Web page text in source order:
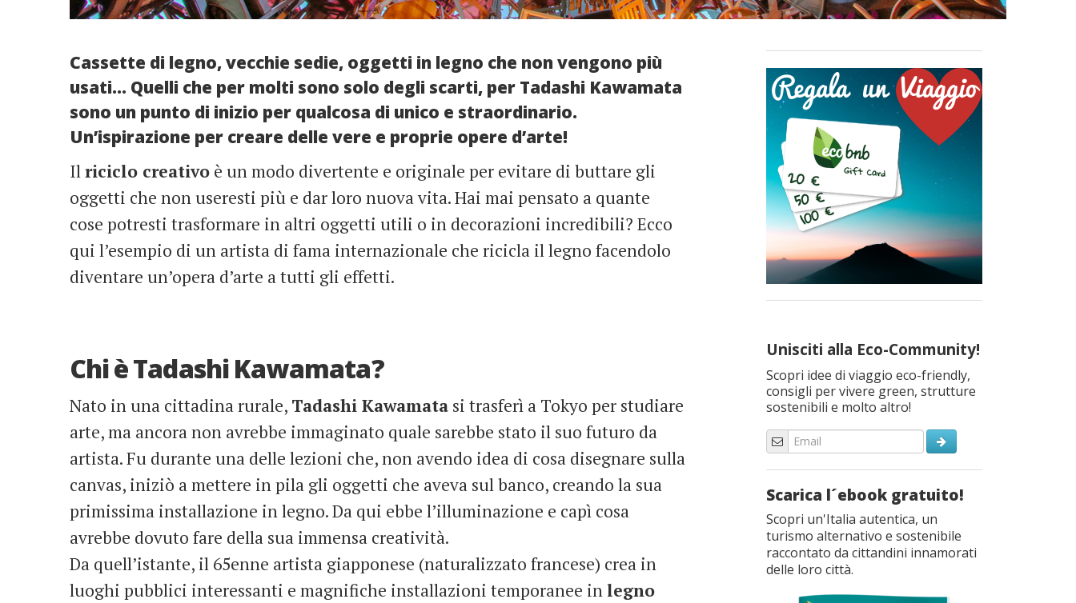
Cassette di legno, vecchie sedie, oggetti in legno che non vengono più
usati… Quelli che per molti sono solo degli scarti, per Tadashi Kawamata
sono un punto di inizio per qualcosa di unico e straordinario.
Un’ispirazione per creare delle vere e proprie opere d’arte!
Il riciclo creativo è un modo divertente e originale per evitare di buttare gli
oggetti che non useresti più e dar loro nuova vita. Hai mai pensato a quante
cose potresti trasformare in altri oggetti utili o in decorazioni incredibili? Ecco
qui l’esempio di un artista di fama internazionale che ricicla il legno facendolo
diventare un’opera d’arte a tutti gli effetti.
Chi è Tadashi Kawamata?
Nato in una cittadina rurale, Tadashi Kawamata si trasferì a Tokyo per studiare
arte, ma ancora non avrebbe immaginato quale sarebbe stato il suo futuro da
artista. Fu durante una delle lezioni che, non avendo idea di cosa disegnare sulla
canvas, iniziò a mettere in pila gli oggetti che aveva sul banco, creando la sua
primissima installazione in legno. Da qui ebbe l’illuminazione e capì cosa
avrebbe dovuto fare della sua immensa creatività.
Da quell’istante, il 65enne artista giapponese (naturalizzato francese) crea in
luoghi pubblici interessanti e magnifiche installazioni temporanee inlegno
Unisciti alla Eco-Community!
Scopri idee di viaggio eco-friendly,
consigli per vivere green, strutture
sostenibili e molto altro!
Scarica l´ebook gratuito!
Scopri un'Italia autentica, un
turismo alternativo e sostenibile
raccontato da cittandini innamorati
delle loro città.